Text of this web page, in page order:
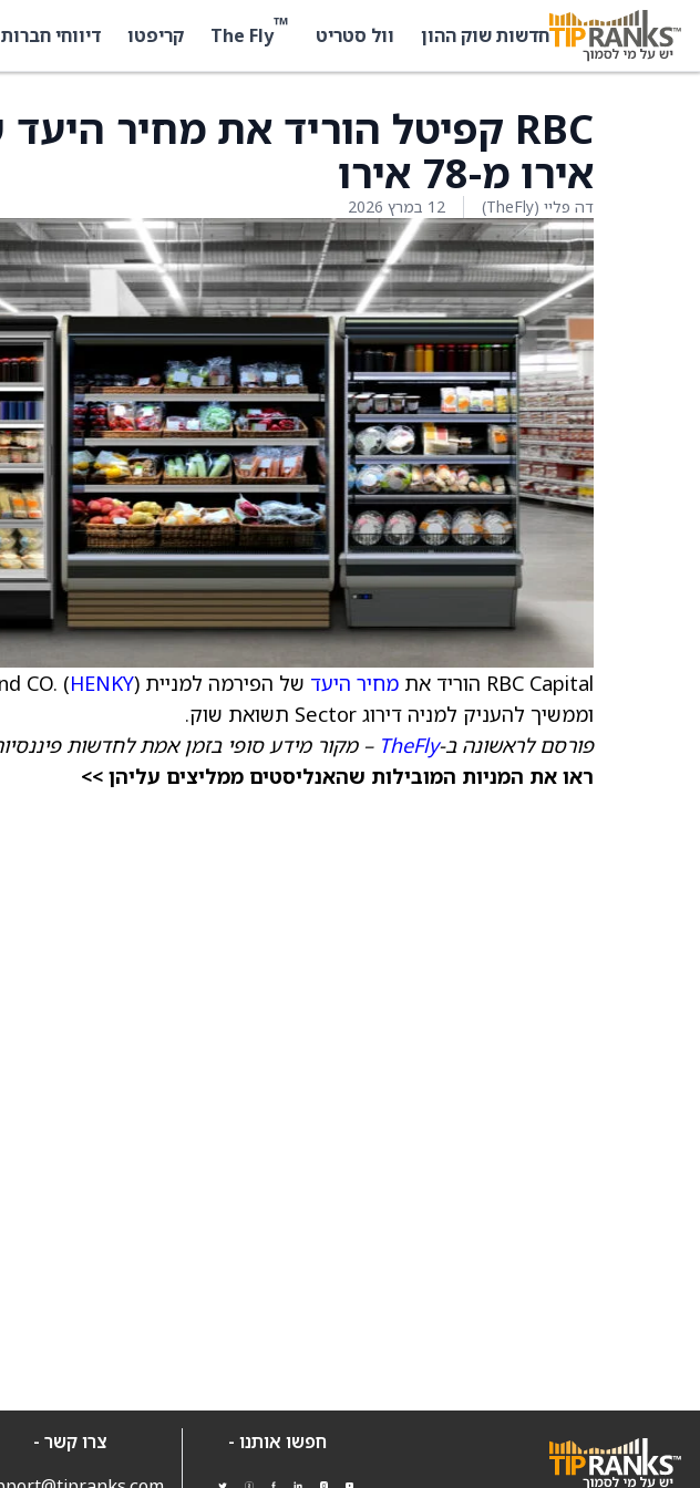
חדשות שוק ההון וול סטריט ™
The Fly קריפטו דיווחי חברות
אירו מ-78 אירו
דה פליי (TheFly) 12 במרץ 2026
RBC Capital הוריד את מחיר היעד של הפירמה למניית Henkel AG and CO. ( HENKY
וממשיך להעניק למניה דירוג Sector תשואת שוק.
פורסם לראשונה ב-TheFly – מקור מידע סופי בזמן אמת לחדשות
ראו את המניות המובילות שהאנליסטים ממליצים עליהן >>
חפשו אותנו -
צרו קשר -